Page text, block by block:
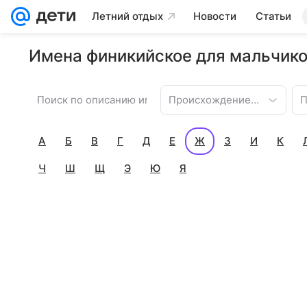
Летний отдых Новости Статьи
Имена финикийское для
Происхождение имени
А Б В Г Д Е Ж З И К
Ч Ш Щ Э Ю Я